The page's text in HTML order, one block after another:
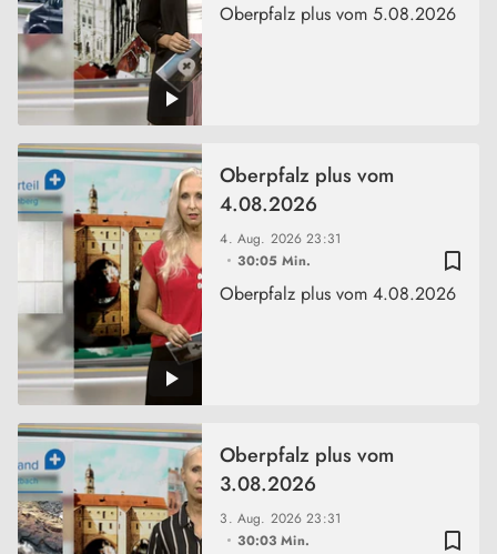
Oberpfalz plus vom 5.08.2026
bookmark_border
4. Aug. 202623:31
30:05 Min.
Oberpfalz plus vom
4.08.2026
Oberpfalz plus vom 4.08.2026
bookmark_border
3. Aug. 202623:31
30:03 Min.
Oberpfalz plus vom
3.08.2026